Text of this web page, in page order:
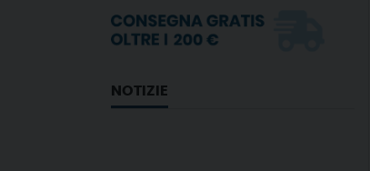
NOTIZIE